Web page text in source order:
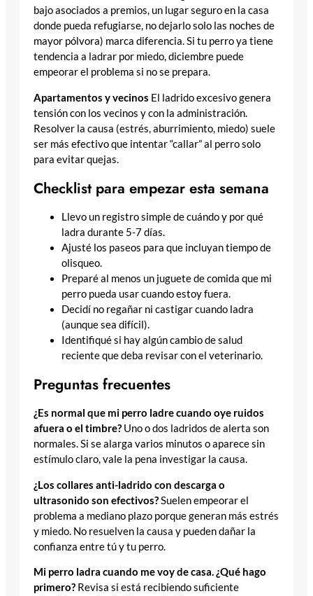
bajo asociados a premios, un lugar seguro en la casa
donde pueda refugiarse, no dejarlo solo las noches de
mayor pólvora) marca diferencia. Si tu perro ya tiene
tendencia a ladrar por miedo, diciembre puede
empeorar el problema si no se prepara.
Apartamentos y vecinos El ladrido excesivo genera
tensión con los vecinos y con la administración.
Resolver la causa (estrés, aburrimiento, miedo) suele
ser más efectivo que intentar “callar” al perro solo
para evitar quejas.
Checklist para empezar esta semana
Llevo un registro simple de cuándo y por qué
ladra durante 5-7 días.
Ajusté los paseos para que incluyan tiempo de
olisqueo.
Preparé al menos un juguete de comida que mi
perro pueda usar cuando estoy fuera.
Decidí no regañar ni castigar cuando ladra
(aunque sea difícil).
Identifiqué si hay algún cambio de salud
reciente que deba revisar con el veterinario.
Preguntas frecuentes
¿Es normal que mi perro ladre cuando oye ruidos
afuera o el timbre? Uno o dos ladridos de alerta son
normales. Si se alarga varios minutos o aparece sin
estímulo claro, vale la pena investigar la causa.
¿Los collares anti-ladrido con descarga o
ultrasonido son efectivos?Suelen empeorar el
problema a mediano plazo porque generan más estrés
y miedo. No resuelven la causa y pueden dañar la
confianza entre tú y tu perro.
Mi perro ladra cuando me voy de casa. ¿Qué hago
primero? Revisa si está recibiendo suficiente